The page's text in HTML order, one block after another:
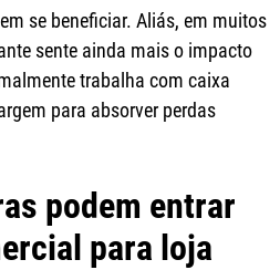
se beneficiar. Aliás, em muitos
sente ainda mais o impacto
trabalha com caixa
para absorver perdas
podem entrar
para loja